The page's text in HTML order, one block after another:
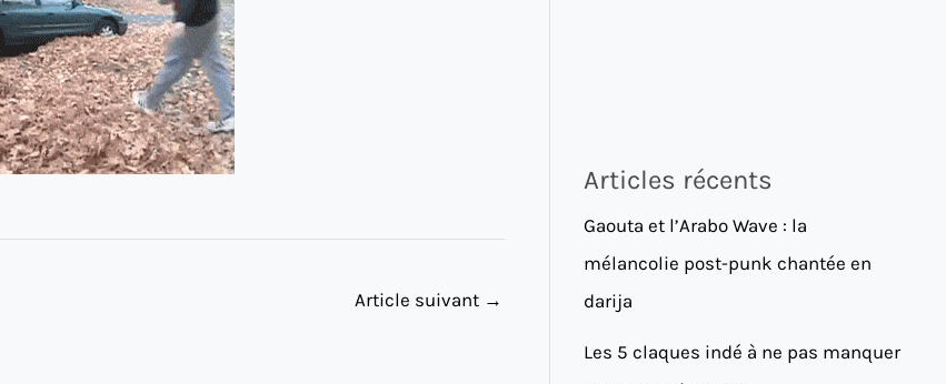
Article suivant →
Articles récents
Gaouta et l’Arabo Wave : la
mélancolie post-punk chantée en
darija
Les 5 claques indé à ne pas manquer